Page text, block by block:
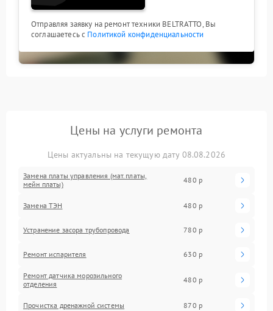
Отправляя заявку на ремонт техники BELTRATTO, Вы
соглашаетесь с Политикой конфиденциальности
Цены на услуги ремонта
Цены актуальны на текущую дату 08.08.2026
Замена платы управления (мат.платы,
мейн платы)
480 р
Замена ТЭН 480 р
Устранение засора трубопровода 780 р
Ремонт испарителя 630 р
Ремонт датчика морозильного
отделения
480 р
Прочистка дренажной системы 870 р